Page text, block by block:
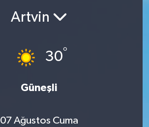
Artvin
30°
Güneşli
07 Ağustos Cuma